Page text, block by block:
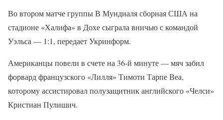
Во втором матче группы В Мундиаля сборная США на
стадионе «Халифа» в Дохе сыграла вничью с командой
Уэльса — 1:1, передает Укринформ.
Американцы повели в счете на 36-й минуте — мяч забил
форвард французского «Лилля» Тимоти Тарпе Веа,
которому ассистировал полузащитник английского «Челси»
Кристиан Пулишич.